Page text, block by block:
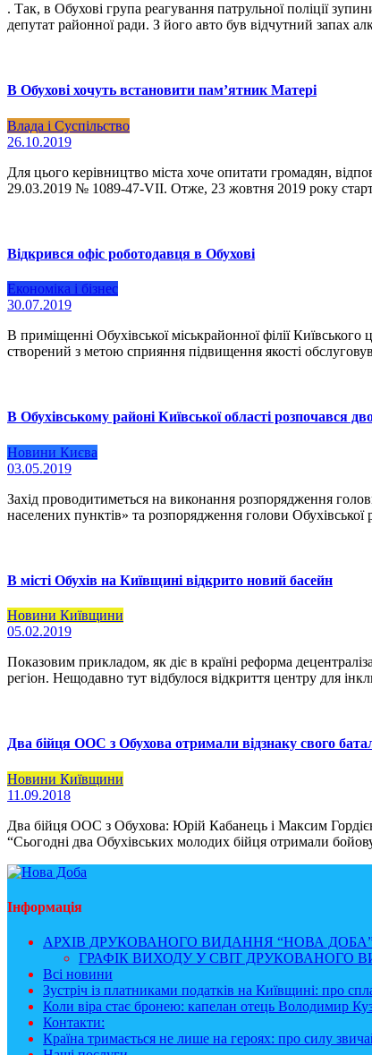
. Так, в Обухові група реагування патрульної поліції
депутат районної ради. З його авто був відчутний запах
В Обухові хочуть встановити пам’ятник Матері
Влада і Суспільство
26.10.2019
Для цього керівництво міста хоче опитати громадян,
29.03.2019 № 1089-47-VII. Отже, 23 жовтня 2019 року
Відкрився офіс роботодавця в Обухові
Економіка і бізнес
30.07.2019
В приміщенні Обухівської міськрайонної філії
створений з метою сприяння підвищення якості
В Обухівському районі Київської області розпочався
Новини Києва
03.05.2019
Захід проводитиметься на виконання розпорядження
населених пунктів» та розпорядження голови
В місті Обухів на Київщині відкрито новий басейн
Новини Київщини
05.02.2019
Показовим прикладом, як діє в країні реформа
регіон. Нещодавно тут відбулося відкриття центру для
Два бійця ООС з Обухова отримали відзнаку свого
Новини Київщини
11.09.2018
Два бійця ООС з Обухова: Юрій Кабанець і Максим
“Сьогодні два Обухівських молодих бійця отримали
Інформація
АРХІВ ДРУКОВАНОГО ВИДАННЯ “НОВА
ГРАФІК ВИХОДУ У СВІТ ДРУКОВАНОГО
Всі новини
Зустріч із платниками податків на Київщині: про
Коли віра стає бронею: капелан отець Володимир
Контакти:
Країна тримається не лише на героях: про силу